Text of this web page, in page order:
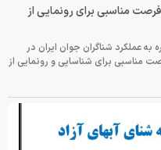
مناسبی برای رونمایی از
عملکرد شناگران جوان ایران در
مناسبی برای شناسایی و رونمایی از